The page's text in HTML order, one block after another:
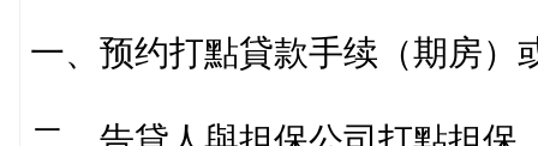
一、预约打點貸款手续（期房）